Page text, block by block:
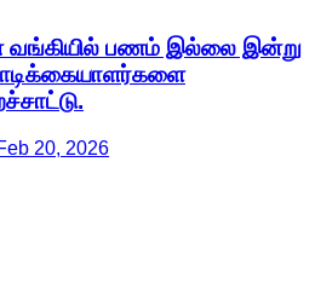
பணம் இல்லை இன்று
20, 2026